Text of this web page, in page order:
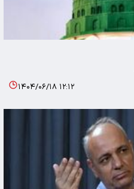
۱۴۰۴/۰۶/۱۸ ۱۲:۱۲